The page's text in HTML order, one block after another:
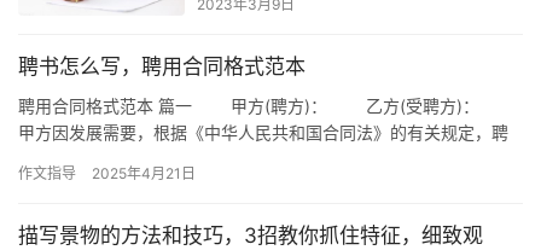
2023年3月9日
聘书怎么写，聘用合同格式范本
聘用合同格式范本 篇一 甲方(聘方)： 乙方(受聘方)：
甲方因发展需要，根据《中华人民共和国合同法》的有关规定，聘
作文指导 2025年4月21日
描写景物的方法和技巧，3招教你抓住特征，细致观